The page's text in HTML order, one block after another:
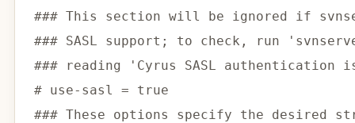
### This section will be ignored if
### SASL support; to check, run
### reading 'Cyrus SASL
# use-sasl = true
### These options specify the desired